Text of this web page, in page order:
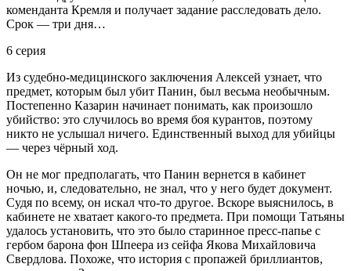
коменданта Кремля и получает задание расследовать дело.
Срок — три дня…
6 серия
Из судебно-медицинского заключения Алексей узнает, что
предмет, которым был убит Панин, был весьма необычным.
Постепенно Казарин начинает понимать, как произошло
убийство: это случилось во время боя курантов, поэтому
никто не услышал ничего. Единственный выход для убийцы
— через чёрный ход.
Он не мог предполагать, что Панин вернется в кабинет
ночью, и, следовательно, не знал, что у него будет документ.
Судя по всему, он искал что-то другое. Вскоре выяснилось, в
кабинете не хватает какого-то предмета. При помощи Татьяны
удалось установить, что это было старинное пресс-папье с
гербом барона фон Шпеера из сейфа Якова Михайловича
Свердлова. Похоже, что история с пропажей бриллиантов,